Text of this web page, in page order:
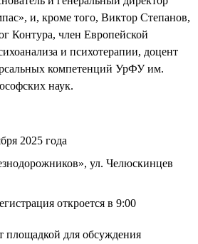
и, кроме того, Виктор Степанов,
Контура, член Европейской
и психотерапии, доцент
компетенций УрФУ им.
наук.
2025 года
ул. Челюскинцев
откроется в 9:00
площадкой для обсуждения